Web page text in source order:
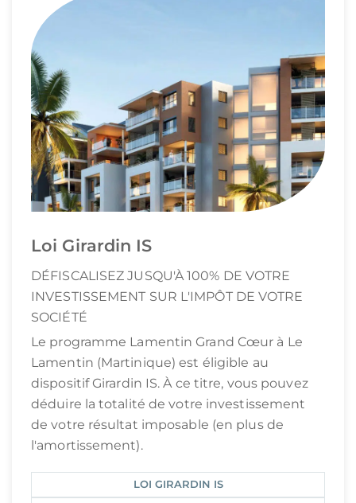
Loi Girardin IS
DÉFISCALISEZ JUSQU'À 100% DE VOTRE
INVESTISSEMENT SUR L'IMPÔT DE VOTRE
SOCIÉTÉ
Le programme Lamentin Grand Cœur à Le
Lamentin (Martinique) est éligible au
dispositif Girardin IS. À ce titre, vous pouvez
déduire la totalité de votre investissement
de votre résultat imposable (en plus de
l'amortissement).
LOI GIRARDIN IS